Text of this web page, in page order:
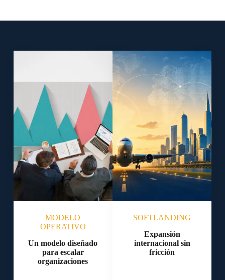
MODELO
OPERATIVO
Un modelo diseñado
para escalar
organizaciones
SOFTLANDING
Expansión
internacional sin
fricción